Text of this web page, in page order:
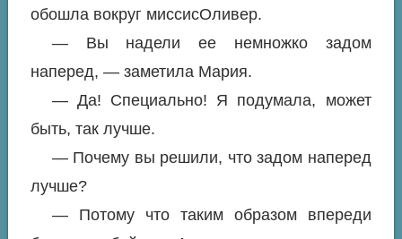
обошла вокруг миссисОливер.
— Вы надели ее немножко задом
наперед, — заметила Мария.
— Да! Специально! Я подумала, может
быть, так лучше.
— Почему вы решили, что задом наперед
лучше?
— Потому что таким образом впереди